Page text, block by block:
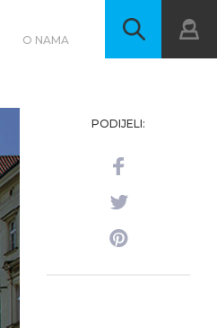
O NAMA
PODIJELI: